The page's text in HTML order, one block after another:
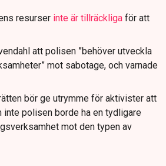
resurser inte är tillräckliga för att
att polisen ”behöver utveckla
mot sabotage, och varnade
bör ge utrymme för aktivister att
polisen borde ha en tydligare
mot den typen av